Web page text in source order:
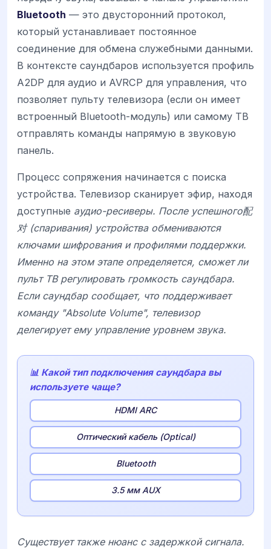
Bluetooth — это двусторонний протокол,
который устанавливает постоянное
соединение для обмена служебными данными.
В контексте саундбаров используется профиль
A2DP для аудио и AVRCP для управления, что
позволяет пульту телевизора (если он имеет
встроенный Bluetooth-модуль) или самому ТВ
отправлять команды напрямую в звуковую
панель.
Процесс сопряжения начинается с поиска
устройства. Телевизор сканирует эфир, находя
доступные аудио-ресиверы. После успешного配
对 (спаривания) устройства обмениваются
ключами шифрования и профилями поддержки.
Именно на этом этапе определяется, сможет ли
пульт ТВ регулировать громкость саундбара.
Если саундбар сообщает, что поддерживает
команду "Absolute Volume", телевизор
делегирует ему управление уровнем звука.
📊 Какой тип подключения саундбара вы
используете чаще?
HDMI ARC
Оптический кабель (Optical)
Bluetooth
3.5 мм AUX
Существует также нюанс с задержкой сигнала.